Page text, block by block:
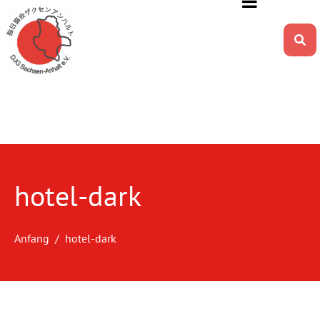
hotel-dark
Anfang hotel-dark